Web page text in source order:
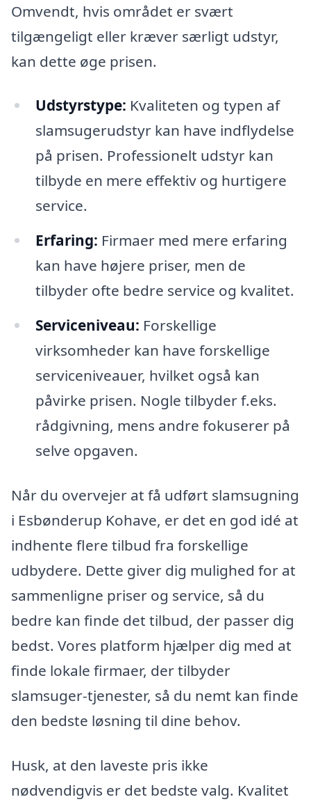
Omvendt, hvis området er svært
tilgængeligt eller kræver særligt udstyr,
kan dette øge prisen.
Udstyrstype: Kvaliteten og typen af
slamsugerudstyr kan have indflydelse
på prisen. Professionelt udstyr kan
tilbyde en mere effektiv og hurtigere
service.
Erfaring: Firmaer med mere erfaring
kan have højere priser, men de
tilbyder ofte bedre service og kvalitet.
Serviceniveau: Forskellige
virksomheder kan have forskellige
serviceniveauer, hvilket også kan
påvirke prisen. Nogle tilbyder f.eks.
rådgivning, mens andre fokuserer på
selve opgaven.
Når du overvejer at få udført slamsugning
i Esbønderup Kohave, er det en god idé at
indhente flere tilbud fra forskellige
udbydere. Dette giver dig mulighed for at
sammenligne priser og service, så du
bedre kan finde det tilbud, der passer dig
bedst. Vores platform hjælper dig med at
finde lokale firmaer, der tilbyder
slamsuger-tjenester, så du nemt kan finde
den bedste løsning til dine behov.
Husk, at den laveste pris ikke
nødvendigvis er det bedste valg. Kvalitet